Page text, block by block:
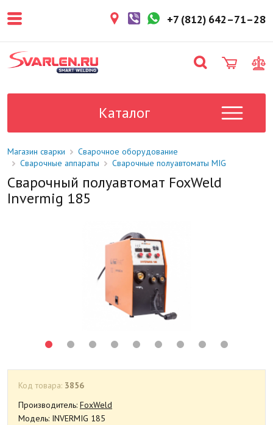
более 3 рабочих дней.
поставки в магазин: 1-2 рабочих
дня.
Данный товар отсутствует на
уточните у менеджера.
+7 (812) 642–71–28
Каталог
Магазин сварки
Сварочное оборудование
Сварочные аппараты
Сварочные полуавтоматы MIG
Сварочный полуавтомат FoxWeld
Invermig 185
Код товара: 3856
Производитель: FoxWeld
Модель: INVERMIG 185